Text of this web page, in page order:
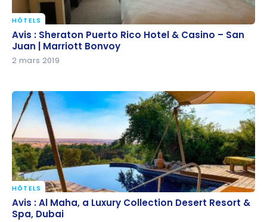
Avis : Sheraton Puerto Rico Hotel & Casino – San
Juan | Marriott Bonvoy
HÔTELS
Avis : Sheraton Puerto Rico Hotel & Casino – San
Juan | Marriott Bonvoy
2 mars 2019
Avis : Al Maha, a Luxury Collection Desert Resort &
Spa, Dubai
HÔTELS
Avis : Al Maha, a Luxury Collection Desert Resort &
Spa, Dubai